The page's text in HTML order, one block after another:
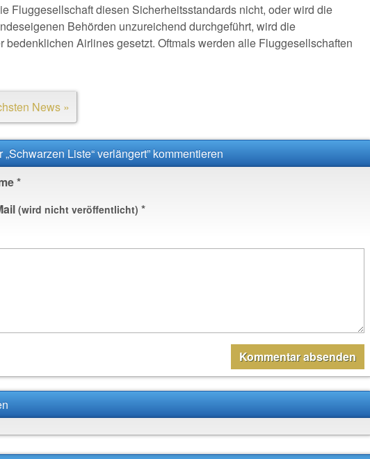
Fluggesellschaft diesen Sicherheitsstandards nicht, oder wird die
Behörden unzureichend durchgeführt, wird die
bedenklichen Airlines gesetzt. Oftmals werden alle Fluggesellschaften
News »
Liste“ verlängert” kommentieren
*
(wird nicht veröffentlicht) *